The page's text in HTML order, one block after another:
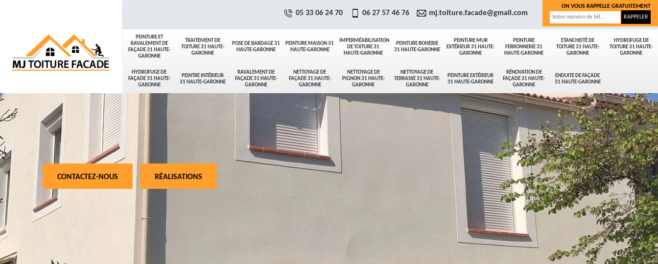
PEINTURE ET
RAVALEMENT DE
FAÇADE 31 HAUTE-
GARONNE
TRAITEMENT DE
TOITURE 31 HAUTE-
GARONNE
POSE DE BARDAGE 31
HAUTE-GARONNE
PEINTURE MAISON 31
HAUTE-GARONNE
IMPERMÉABILISATION
DE TOITURE 31
HAUTE-GARONNE
PEINTURE BOISERIE
31 HAUTE-GARONNE
PEINTURE MUR
EXTÉRIEUR 31 HAUTE-
GARONNE
PEINTURE
FERRONNERIE 31
HAUTE-GARONNE
ETANCHEITÉ DE
TOITURE 31 HAUTE-
GARONNE
HYDROFUGE DE
TOITURE 31 HAUTE-
GARONNE
HYDROFUGE DE
FAÇADE 31 HAUTE-
GARONNE
PEINTRE INTÉRIEUR
31 HAUTE-GARONNE
RAVALEMENT DE
FAÇADE 31 HAUTE-
GARONNE
NETTOYAGE DE
FAÇADE 31 HAUTE-
GARONNE
NETTOYAGE DE
PIGNON 31 HAUTE-
GARONNE
NETTOYAGE DE
TERRASSE 31 HAUTE-
GARONNE
PEINTURE EXTÉRIEUR
31 HAUTE-GARONNE
RÉNOVATION DE
FAÇADE 31 HAUTE-
GARONNE
ENDUITE DE FAÇADE
31 HAUTE-GARONNE
05 33 06 24 70 06 27 57 46 76 mj.toiture.facade@gmail.com
ON VOUS RAPPELLE GRATUITEMENT
CONTACTEZ-NOUS RÉALISATIONS